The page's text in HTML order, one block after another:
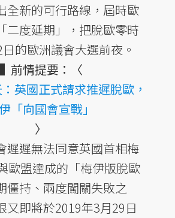
全新的可行路線，屆時歐
二度延期」，把脫歐零時
的歐洲議會大選前夜。
前情提要：〈
英國正式請求推遲脫歐，
「向國會宣戰」
〉
遲遲無法同意英國首相梅
歐盟達成的「梅伊版脫歐
僵持、兩度闖關失敗之
又即將於2019年3月29日